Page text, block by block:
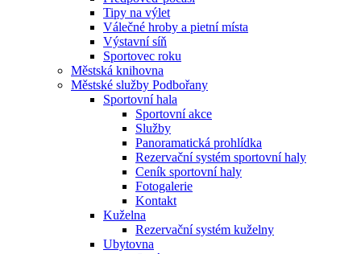
Tipy na výlet
Válečné hroby a pietní místa
Výstavní síň
Sportovec roku
Městská knihovna
Městské služby Podbořany
Sportovní hala
Sportovní akce
Služby
Panoramatická prohlídka
Rezervační systém sportovní haly
Ceník sportovní haly
Fotogalerie
Kontakt
Kuželna
Rezervační systém kuželny
Ubytovna